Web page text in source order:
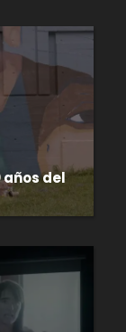
del